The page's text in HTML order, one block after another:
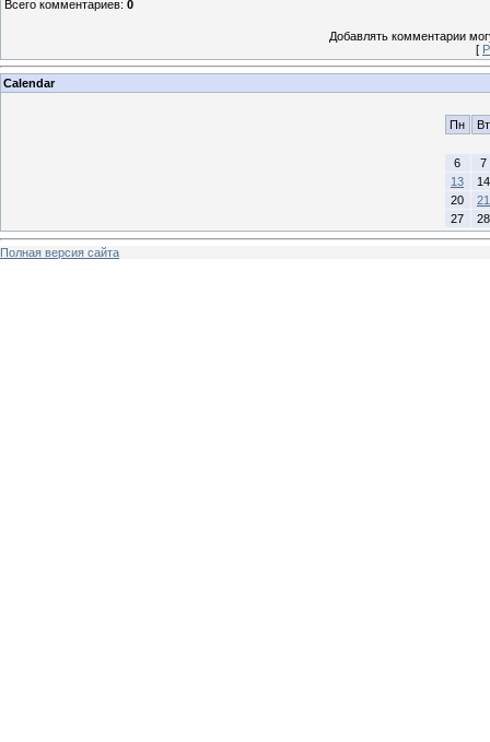
Всего комментариев: 0
Добавлять комментарии
[
Calendar
Пн Вт
6
7
13
14
20
21
27
28
Полная версия сайта